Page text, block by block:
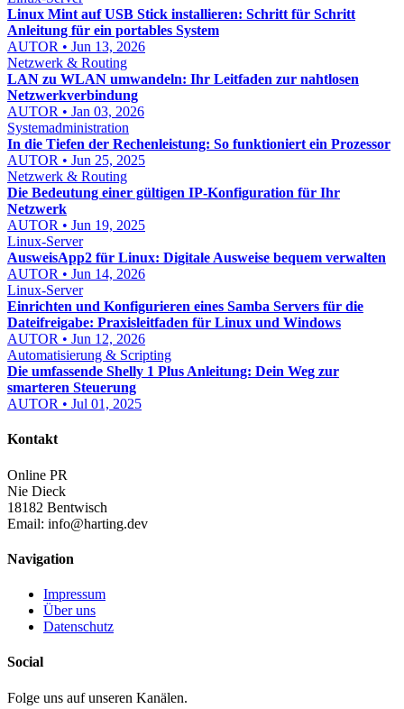
Linux Mint auf USB Stick installieren: Schritt für Schritt
Anleitung für ein portables System
AUTOR • Jun 13, 2026
Netzwerk & Routing
LAN zu WLAN umwandeln: Ihr Leitfaden zur nahtlosen
Netzwerkverbindung
AUTOR • Jan 03, 2026
Systemadministration
In die Tiefen der Rechenleistung: So funktioniert ein Prozessor
AUTOR • Jun 25, 2025
Netzwerk & Routing
Die Bedeutung einer gültigen IP-Konfiguration für Ihr
Netzwerk
AUTOR • Jun 19, 2025
Linux-Server
AusweisApp2 für Linux: Digitale Ausweise bequem verwalten
AUTOR • Jun 14, 2026
Linux-Server
Einrichten und Konfigurieren eines Samba Servers für die
Dateifreigabe: Praxisleitfaden für Linux und Windows
AUTOR • Jun 12, 2026
Automatisierung & Scripting
Die umfassende Shelly 1 Plus Anleitung: Dein Weg zur
smarteren Steuerung
AUTOR • Jul 01, 2025
Kontakt
Online PR
Nie Dieck
18182 Bentwisch
Email: info@harting.dev
Navigation
Impressum
Über uns
Datenschutz
Social
Folge uns auf unseren Kanälen.